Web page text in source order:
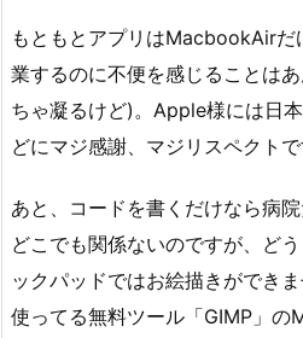
もともとアプリはMacbookAirだ
業するのに不便を感じることは
ちゃ凝るけど)。Apple様には日
どにマジ感謝、マジリスペクトで
あと、コードを書くだけなら病
どこでも関係ないのですが、ど
ックパッドではお絵描きができ
使ってる無料ツール「GIMP」の